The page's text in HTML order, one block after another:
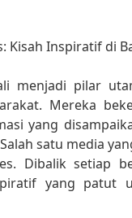
Kisah Inspiratif di
menjadi pilar
Mereka
yang
satu media
Dibalik setiap
yang patut